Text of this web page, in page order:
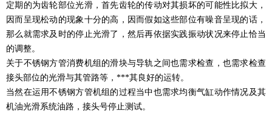
定期的为齿轮部位光滑，首先齿轮的传动对其损坏的可能性比拟大，
因而呈现松动的现象十分的高，因而假如这些部位有噪音呈现的话，
那么就需求及时的停止光滑了，然后再依据实践振动状况来停止恰当
的调整。
关于不锈钢方管消费机组的滑块与导轨之间也需求检查，也需求检查
接头部位的光滑与其管路等，***其良好的运转。
当然在运用不锈钢方管机组的过程当中也需求均衡气缸动作情况及其
机油光滑系统油路，接头号停止测试。